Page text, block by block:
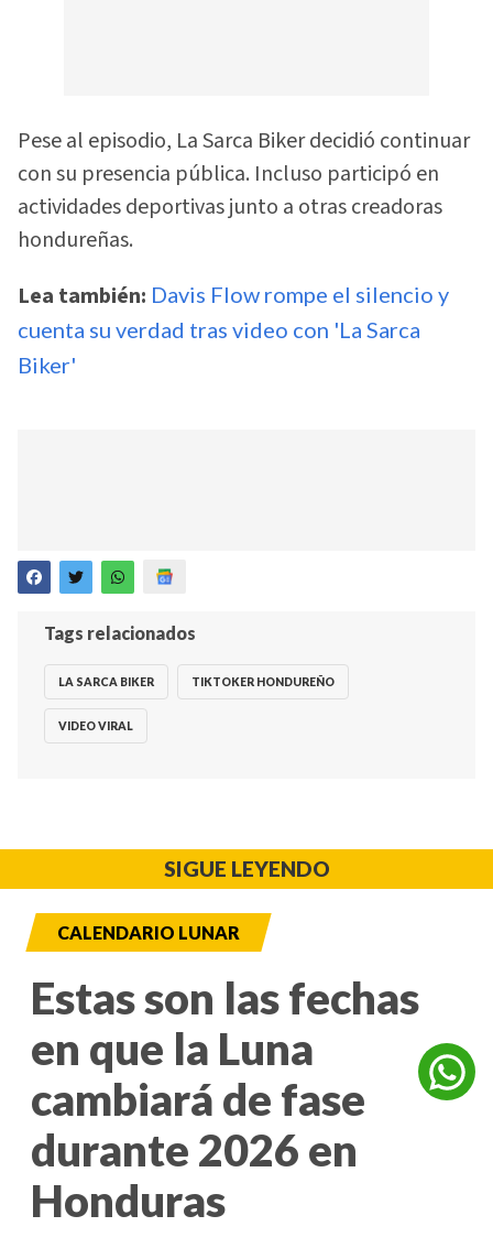
Pese al episodio, La Sarca Biker decidió continuar
con su presencia pública. Incluso participó en
actividades deportivas junto a otras creadoras
hondureñas.
Lea también: Davis Flow rompe el silencio y
cuenta su verdad tras video con 'La Sarca
Biker'
Tags relacionados
LA SARCA BIKER TIKTOKER HONDUREÑO
VIDEO VIRAL
SIGUE LEYENDO
CALENDARIO LUNAR
Estas son las fechas
en que la Luna
cambiará de fase
durante 2026 en
Honduras